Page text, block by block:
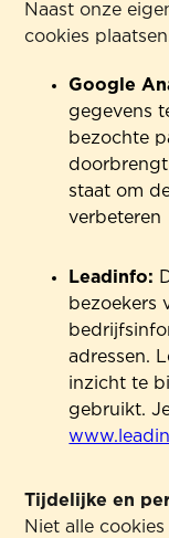
Naast onze
cookies
Google
gegevens
bezochte
staat om
verbeteren
Leadinfo:
bezoekers
adressen.
inzicht te
gebruikt.
Tijdelijke en
Niet alle